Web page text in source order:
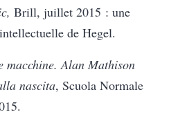
Brill, juillet 2015 : une
de Hegel.
macchine. Alan Mathison
nascita, Scuola Normale